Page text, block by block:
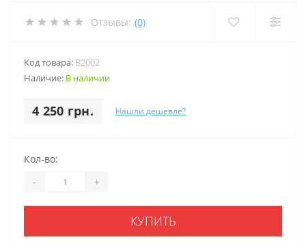
Отзывы: (0)
Код товара: B2002
Наличие: В наличии
4 250 грн. Нашли дешевле?
Кол-во:
- +
КУПИТЬ